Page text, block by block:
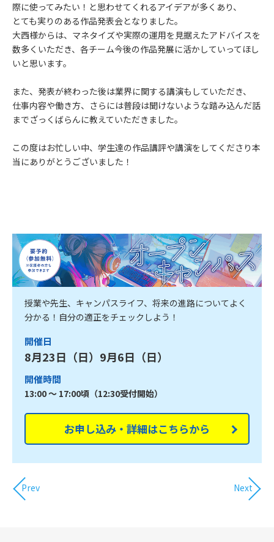
際に使ってみたい！と思わせてくれるアイデアが多くあり、
とても実りのある作品発表会となりました。
大西様からは、マネタイズや実際の運用を見据えたアドバイスを
数多くいただき、各チーム今後の作品発展に活かしていってほし
いと思います。
また、発表が終わった後は業界に関する講演もしていただき、
仕事内容や働き方、さらには普段は聞けないような踏み込んだ話
までざっくばらんに教えていただきました。
この度はお忙しい中、学生達の作品講評や講演をしてくださり本
当にありがとうございました！
授業や先生、キャンパスライフ、将来の進路についてよく
分かる！自分の適正をチェックしよう！
開催日
8月23日（日）9月6日（日）
開催時間
13:00 ～ 17:00頃（12:30受付開始）
お申し込み・詳細はこちらから
Prev Next